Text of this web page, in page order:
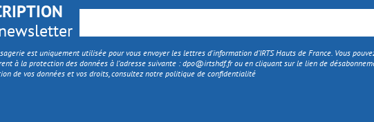
est uniquement utilisée pour vous envoyer les lettres d'information d’IRTS Hauts de France. Vous
à la protection des données à l’adresse suivante :dpo@irtshdf.frou en cliquant sur le lien de
de vos données et vos droits, consultez notre politique de confidentialité